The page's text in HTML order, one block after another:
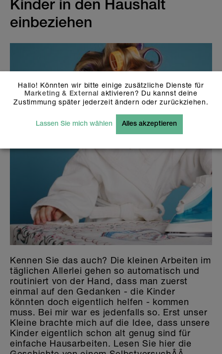
Kinder in den Haushalt
einbeziehen
Kennen Sie das auch? Die kleinen Arbeiten im
täglichen Allerlei gehen so automatisch und
routiniert von der Hand, dass man zuerst
einmal auf den Gedanken - die Kinder
könnten doch eigentlich helfen - kommen
muss. Bei mir war es jedenfalls so. Erst unser
Kleine brachte mich auf die Idee, dass unsere
Kinder eigentlich schon alt genug sind für
einfache Hausarbeiten. Lesen Sie hier die
Hallo! Könnten wir bitte einige zusätzliche Dienste für
Marketing & External aktivieren? Du kannst deine
Zustimmung später jederzeit ändern oder zurückziehen.
Lassen Sie mich wählen Alles akzeptieren